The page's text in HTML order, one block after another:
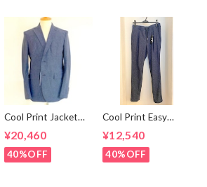
Cool Print Jacket
Navy
¥20,460
40%OFF
Cool Print Easy
Slacks Navy
¥12,540
40%OFF